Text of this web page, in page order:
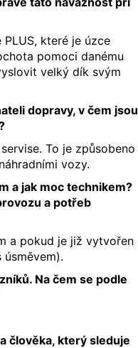
které je úzce
pomoci danému
velký dík svým
dopravy, v čem jsou
To je způsobeno
vozy.
a jak moc technikem?
a potřeb
a pokud je již vytvořen
Na čem se podle
člověka, který sleduje